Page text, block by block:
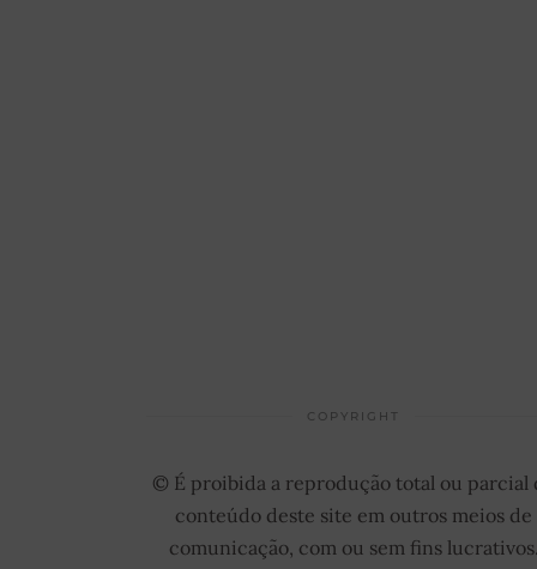
COPYRIGHT
© É proibida a reprodução total ou parcial
conteúdo deste site em outros meios de
comunicação, com ou sem fins